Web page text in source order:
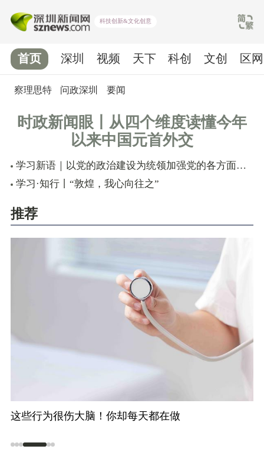
科技创新&文化创意
首页
察理思特 问政深圳 要闻
深圳 视频 天下 科创 文创 区网
时政新闻眼丨从四个维度读懂今年
以来中国元首外交
学习新语｜以党的政治建设为统领加强党的各方面建设
学习·知行丨“敦煌，我心向往之”
推荐
不只“贴秋膘” 莫高窟壁画藏着古人秋日生活图景